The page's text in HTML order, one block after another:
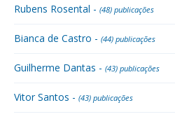
Rubens Rosental - (48) publicações
Bianca de Castro - (44) publicações
Guilherme Dantas - (43) publicações
Vitor Santos - (43) publicações